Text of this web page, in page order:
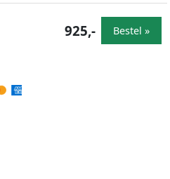
925,- Bestel »